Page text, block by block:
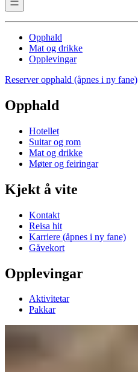
Opphald
Mat og drikke
Opplevingar
Reserver opphald (åpnes i ny fane)
Opphald
Hotellet
Suitar og rom
Mat og drikke
Møter og feiringar
Kjekt å vite
Kontakt
Reisa hit
Karriere (åpnes i ny fane)
Gåvekort
Opplevingar
Aktivitetar
Pakkar